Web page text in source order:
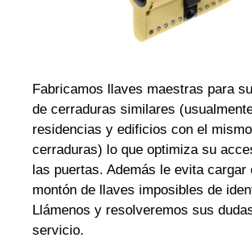
Fabricamos llaves maestras para
de cerraduras similares
residencias y edificios con el
cerraduras) lo que optimiza su
las puertas. Además le evita cargar
montón de llaves imposibles de
Llámenos y resolveremos sus
servicio.